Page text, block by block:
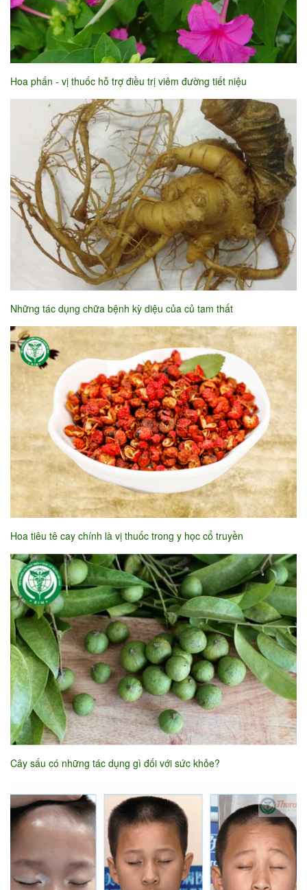
Hoa phấn - vị thuốc hỗ trợ điều trị viêm đường tiết niệu
Những tác dụng chữa bệnh kỳ diệu của củ tam thất
Hoa tiêu tê cay chính là vị thuốc trong y học cổ truyền
Cây sấu có những tác dụng gì đối với sức khỏe?